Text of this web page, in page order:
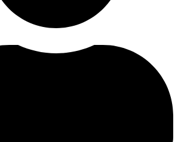
de identidade visual, informação sobre a
da equipa de comunicação.
o InnovPlantProtect disponibiliza a sua equipa
com os órgãos de comunicação social através
especializados e esclarecimentos sobre temas
de culturas, inovação agrícola, soluções
aplicada.